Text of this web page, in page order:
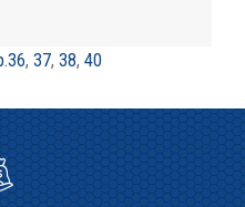
, 37, 38, 40